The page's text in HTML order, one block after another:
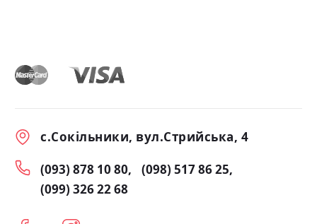
с.Сокільники, вул.Стрийська, 4
(093) 878 10 80
(098) 517 86 25
(099) 326 22 68